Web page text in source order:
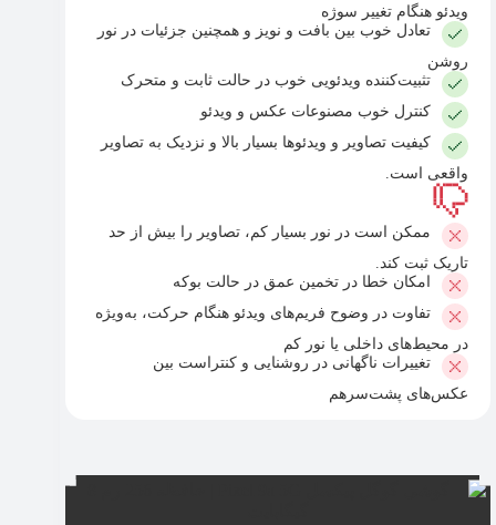
ویدئو هنگام تغییر سوژه
تعادل خوب بین بافت و نویز و همچنین جزئیات در نور
روشن
تثبیت‌کننده ویدئویی خوب در حالت ثابت و متحرک
کنترل خوب مصنوعات عکس و ویدئو
کیفیت تصاویر و ویدئوها بسیار بالا و نزدیک به تصاویر
واقعی است.
ممکن است در نور بسیار کم، تصاویر را بیش از حد
تاریک ثبت کند.
امکان خطا در تخمین عمق در حالت بوکه
تفاوت در وضوح فریم‌های ویدئو هنگام حرکت، به‌ویژه
در محیط‌های داخلی یا نور کم
تغییرات ناگهانی در روشنایی و کنتراست بین
عکس‌های پشت‌سرهم